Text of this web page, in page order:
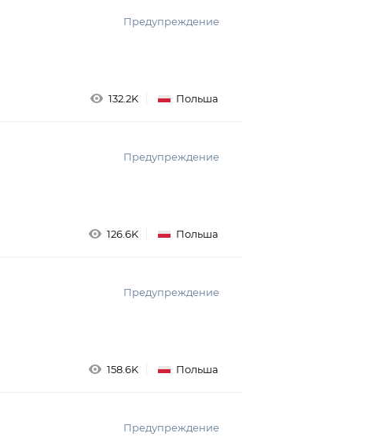
Предупреждение
132.2K Польша
Предупреждение
126.6K Польша
Предупреждение
158.6K Польша
Предупреждение